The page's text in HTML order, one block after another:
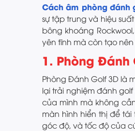
Cách âm phòng đánh
sự tập trung và hiệu
bông khoáng
yên tĩnh mà còn tạo
1. Phòng Đánh
Phòng Đánh Golf 3D là
lại trải nghiệm đánh
của mình mà không
màn hình hiển thị để
góc độ, và tốc độ của